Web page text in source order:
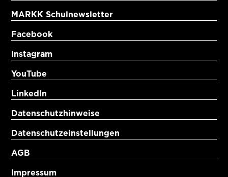
MARKK Schulnewsletter
Facebook
Instagram
YouTube
LinkedIn
Datenschutzhinweise
Datenschutzeinstellungen
AGB
Impressum